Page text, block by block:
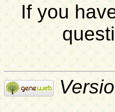
If you